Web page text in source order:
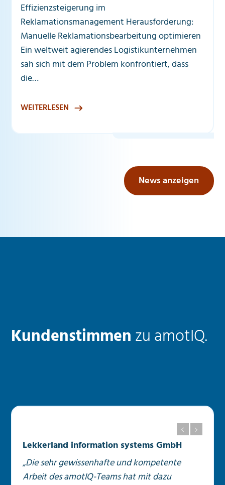
Effizienzsteigerung im
Reklamationsmanagement Herausforderung:
Manuelle Reklamationsbearbeitung optimieren
Ein weltweit agierendes Logistikunternehmen
sah sich mit dem Problem konfrontiert, dass
die…
WEITERLESEN
News anzeigen
Kundenstimmenzu amotIQ.
Lekkerland information systems GmbH
„Die sehr gewissenhafte und kompetente
Arbeit des amotIQ-Teams hat mit dazu